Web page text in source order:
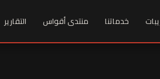
خدماتنا منتدى أقواس التقارير